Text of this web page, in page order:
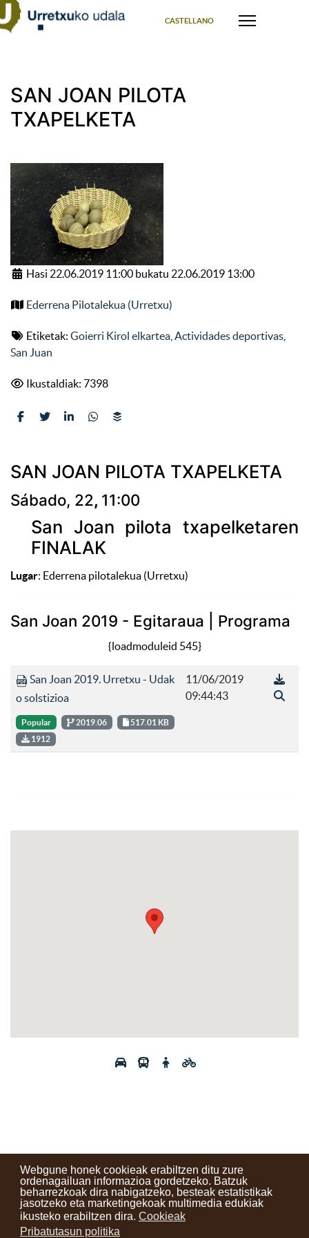
Webgune honek cookieak erabiltzen ditu zure
ordenagailuan informazioa gordetzeko. Batzuk
beharrezkoak dira nabigatzeko, besteak estatistikak
jasotzeko eta marketingekoak multimedia edukiak
ikusteko erabiltzen dira. Cookieak
Pribatutasun politika
CASTELLANO
SAN JOAN PILOTA
TXAPELKETA
Hasi 22.06.2019 11:00 bukatu 22.06.2019 13:00
Ederrena Pilotalekua (Urretxu)
Etiketak: Goierri Kirol elkartea Actividades deportivas
San Juan
Ikustaldiak: 7398
SAN JOAN PILOTA TXAPELKETA
Sábado, 22, 11:00
San Joan pilota txapelketaren
FINALAK
Lugar: Ederrena pilotalekua (Urretxu)
San Joan 2019 - Egitaraua | Programa
{loadmoduleid 545}
San Joan 2019. Urretxu - Udak
o solstizioa
Popular 2019.06
517.01 KB
1912
11/06/2019
09:44:43
Kontaktuak Erabilera baldintzak Lege oharra
Berriak
Zure iritzia